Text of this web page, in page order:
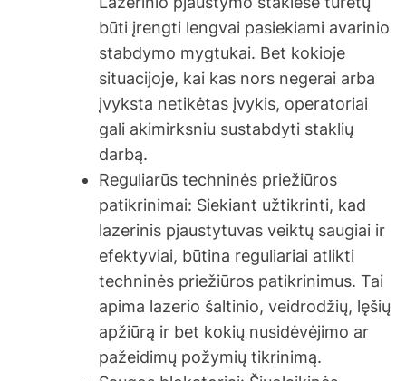
būti įrengti lengvai pasiekiami avarinio
stabdymo mygtukai. Bet kokioje
situacijoje, kai kas nors negerai arba
įvyksta netikėtas įvykis, operatoriai
gali akimirksniu sustabdyti staklių
darbą.
Reguliarūs techninės priežiūros
patikrinimai: Siekiant užtikrinti, kad
lazerinis pjaustytuvas veiktų saugiai ir
efektyviai, būtina reguliariai atlikti
techninės priežiūros patikrinimus. Tai
apima lazerio šaltinio, veidrodžių, lęšių
apžiūrą ir bet kokių nusidėvėjimo ar
pažeidimų požymių tikrinimą.